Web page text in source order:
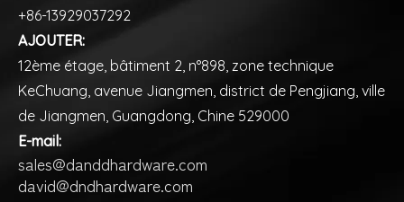
+86-13929037292
AJOUTER:
12ème étage, bâtiment 2, n°898, zone technique
KeChuang, avenue Jiangmen, district de Pengjiang, ville
de Jiangmen, Guangdong, Chine 529000
E-mail:
sales@danddhardware.com
david@dndhardware.com